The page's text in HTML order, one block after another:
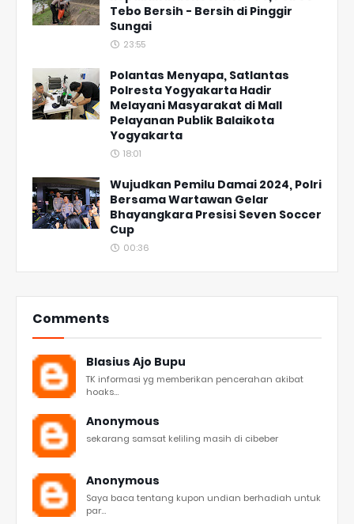
Tebo Bersih - Bersih di Pinggir
Sungai
23:55
Polantas Menyapa, Satlantas
Polresta Yogyakarta Hadir
Melayani Masyarakat di Mall
Pelayanan Publik Balaikota
Yogyakarta
18:01
Wujudkan Pemilu Damai 2024, Polri
Bersama Wartawan Gelar
Bhayangkara Presisi Seven Soccer
Cup
00:36
Comments
Blasius Ajo Bupu
TK informasi yg memberikan pencerahan akibat
hoaks...
Anonymous
sekarang samsat keliling masih di cibeber
Anonymous
Saya baca tentang kupon undian berhadiah untuk
par...